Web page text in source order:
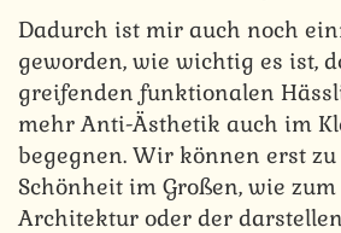
Dadurch ist mir auch noch
geworden, wie wichtig es ist,
greifenden funktionalen
mehr Anti-Ästhetik auch im
begegnen. Wir können erst
Schönheit im Großen, wie
Architektur oder der